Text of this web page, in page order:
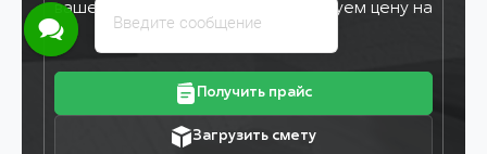
вашего заказа за 5 минут. Фиксируем цену на
7 дней!
Получить прайс
Загрузить смету
Введите сообщение